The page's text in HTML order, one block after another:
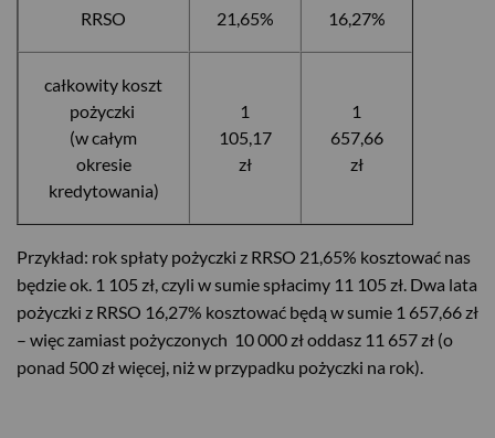
RRSO 21,65% 16,27%
całkowity koszt
pożyczki
(w całym
okresie
kredytowania)
1
105,17
zł
1
657,66
zł
Przykład: rok spłaty pożyczki z RRSO 21,65% kosztować nas
będzie ok. 1 105 zł, czyli w sumie spłacimy 11 105 zł. Dwa lata
pożyczki z RRSO 16,27% kosztować będą w sumie 1 657,66 zł
– więc zamiast pożyczonych 10 000 zł oddasz 11 657 zł (o
ponad 500 zł więcej, niż w przypadku pożyczki na rok).